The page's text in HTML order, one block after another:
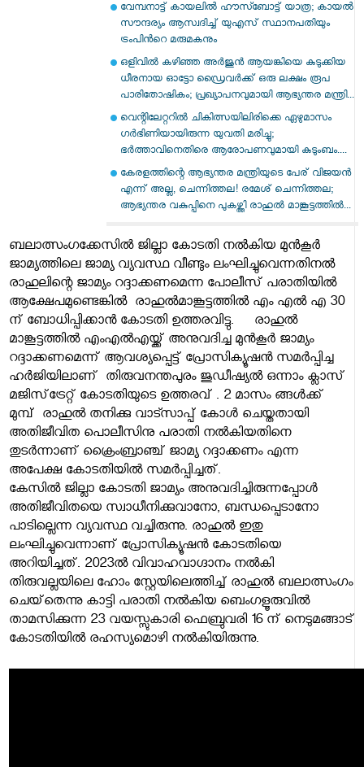
വേമ്പനാട്ട് കായലില്‍ ഹൗസ്ബോട്ട് യാത്ര; കായല്‍
സൗന്ദര്യം ആസ്വദിച്ച് യുഎസ് സ്ഥാനപതിയും
ട്രംപിന്‍റെ മരുമകനും
ഒളിവിൽ കഴിഞ്ഞ അർജുൻ ആയങ്കിയെ കുടുക്കിയ
ധീരനായ ഓട്ടോ ഡ്രൈവർക്ക് ഒരു ലക്ഷം രൂപ
പാരിതോഷികം; പ്രഖ്യാപനവുമായി ആഭ്യന്തര മന്ത്രി...
വെന്റിലേറ്ററിൽ ചികിത്സയിലിരിക്കെ ഏഴുമാസം
ഗർഭിണിയായിരുന്ന യുവതി മരിച്ചു;
ഭർത്താവിനെതിരെ ആരോപണവുമായി കുടുംബം....
കേരളത്തിന്റെ ആഭ്യന്തര മന്ത്രിയുടെ പേര് വിജയൻ
എന്ന് അല്ല, ചെന്നിത്തല! രമേശ് ചെന്നിത്തല;
ആഭ്യന്തര വകുപ്പിനെ പുകഴ്ത്തി രാഹുൽ മാങ്കൂട്ടത്തിൽ...
ബലാത്സംഗക്കേസില്‍ ജില്ലാ കോടതി നൽകിയ മുൻകൂർ
ജാമ്യത്തിലെ ജാമ്യ വ്യവസ്ഥ വീണ്ടും ലംഘിച്ചുവെന്നതിനൽ
രാഹുലിന്റെ ജാമ്യം റദ്ദാക്കണമെന്ന പോലീസ് പരാതിയിൽ
ആക്ഷേപമുണ്ടെങ്കിൽ രാഹുൽമാങ്കൂട്ടത്തിൽ എം എൽ എ 30
ന് ബോധിപ്പിക്കാൻ കോടതി ഉത്തരവിട്ടു.
രാഹുല്‍
മാങ്കൂട്ടത്തില്‍ എംഎല്‍എയ്ക്ക് അനുവദിച്ച മുന്‍കൂര്‍ ജാമ്യം
റദ്ദാക്കണമെന്ന് ആവശ്യപ്പെട്ട് പ്രോസിക്യൂഷന്‍ സമർപ്പിച്ച
ഹർജിയിലാണ് തിരുവനന്തപുരം ജുഡീഷ്യല്‍ ഒന്നാം ക്ലാസ്
മജിസ്‌ട്രേറ്റ് കോടതിയുടെ ഉത്തരവ് . 2 മാസം ങ്ങൾക്ക്
മുമ്പ് രാഹുല്‍ തനിക്കു വാട്സാപ്പ് കോള്‍ ചെയ്തതായി
അതിജീവിത പൊലീസിനു പരാതി നല്‍കിയതിനെ
തുടര്‍ന്നാണ് ക്രൈംബ്രാഞ്ച് ജാമ്യ റദ്ദാക്കണം എന്ന
അപേക്ഷ കോടതിയില്‍ സമര്‍പ്പിച്ചത്.
കേസില്‍ ജില്ലാ കോടതി ജാമ്യം അനുവദിച്ചിരുന്നപ്പോള്‍
അതിജീവിതയെ സ്വാധീനിക്കുവാനോ, ബന്ധപ്പെടാനോ
പാടില്ലെന്ന വ്യവസ്ഥ വച്ചിരുന്നു. രാഹുല്‍ ഇതു
ലംഘിച്ചുവെന്നാണ് പ്രോസിക്യൂഷന്‍ കോടതിയെ
അറിയിച്ചത്. 2023ല്‍ വിവാഹവാഗ്ദാനം നല്‍കി
തിരുവല്ലയിലെ ഹോം സ്റ്റേയിലെത്തിച്ച് രാഹുല്‍ ബലാത്സംഗം
ചെയ്‌തെന്നു കാട്ടി പരാതി നല്‍കിയ ബെംഗളൂരുവില്‍
താമസിക്കുന്ന 23 വയസ്സുകാരി ഫെബ്രുവരി 16 ന് നെടുമങ്ങാട്
കോടതിയില്‍ രഹസ്യമൊഴി നല്‍കിയിരുന്നു.